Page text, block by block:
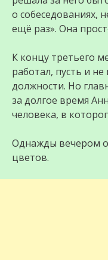
о собеседованиях,
ещё раз». Она
К концу третьего
работал, пусть и
должности. Но
за долгое время
человека, в
Однажды вечером
цветов.